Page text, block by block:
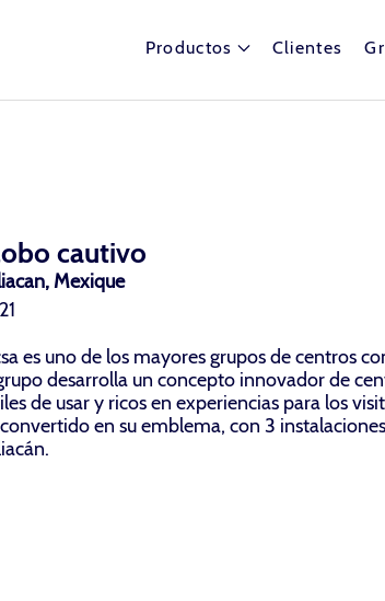
Productos Clientes
cautivo
Mexique
es uno de los mayores grupos de centros
desarrolla un concepto innovador de
de usar y ricos en experiencias para los
en su emblema, con 3